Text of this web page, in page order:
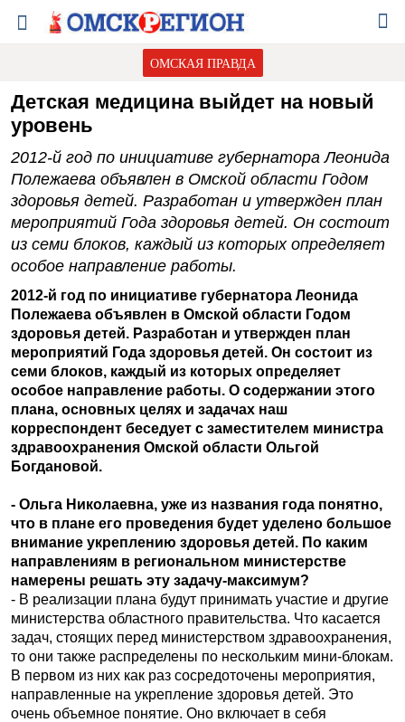
ОМСКАЯ ПРАВДА
Детская медицина выйдет на новый
уровень
2012-й год по инициативе губернатора Леонида
Полежаева объявлен в Омской области Годом
здоровья детей. Разработан и утвержден план
мероприятий Года здоровья детей. Он состоит
из семи блоков, каждый из которых определяет
особое направление работы.
2012-й год по инициативе губернатора Леонида
Полежаева объявлен в Омской области Годом
здоровья детей. Разработан и утвержден план
мероприятий Года здоровья детей. Он состоит из
семи блоков, каждый из которых определяет
особое направление работы. О содержании этого
плана, основных целях и задачах наш
корреспондент беседует с заместителем министра
здравоохранения Омской области Ольгой
Богдановой.
- Ольга Николаевна, уже из названия года понятно,
что в плане его проведения будет уделено большое
внимание укреплению здоровья детей. По каким
направлениям в региональном министерстве
намерены решать эту задачу-максимум?
- В реализации плана будут принимать участие и другие
министерства областного правительства. Что касается
задач, стоящих перед министерством здравоохранения,
то они также распределены по нескольким мини-блокам.
В первом из них как раз сосредоточены мероприятия,
направленные на укрепление здоровья детей. Это
очень объемное понятие. Оно включает в себя